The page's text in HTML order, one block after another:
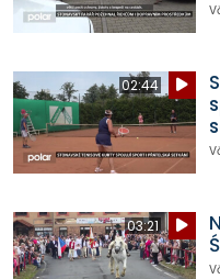
02:44
03:21